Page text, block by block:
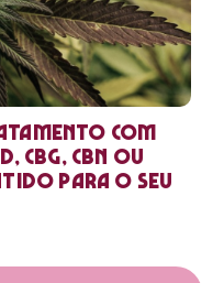
com
CBG, CBN ou
para o seu